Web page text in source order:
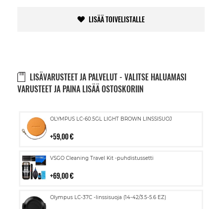
LISÄÄ TOIVELISTALLE
LISÄVARUSTEET JA PALVELUT - VALITSE HALUAMASI
VARUSTEET JA PAINA LISÄÄ OSTOSKORIIN
OLYMPUS LC-60.5GL LIGHT BROWN LINSSISUOJ
59,00 €
Lisää
VSGO Cleaning Travel Kit -puhdistussetti
69,00 €
Lisää
Olympus LC-37C -linssisuoja (14-42/3.5-5.6 EZ)
Lisää